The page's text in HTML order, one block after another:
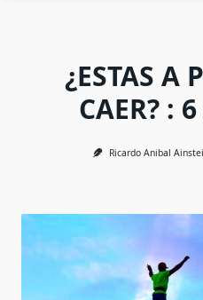
¿ESTAS A
CAER? :
Ricardo Anibal